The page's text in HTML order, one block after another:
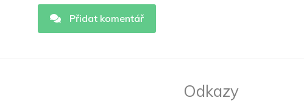
Přidat komentář
Odkazy